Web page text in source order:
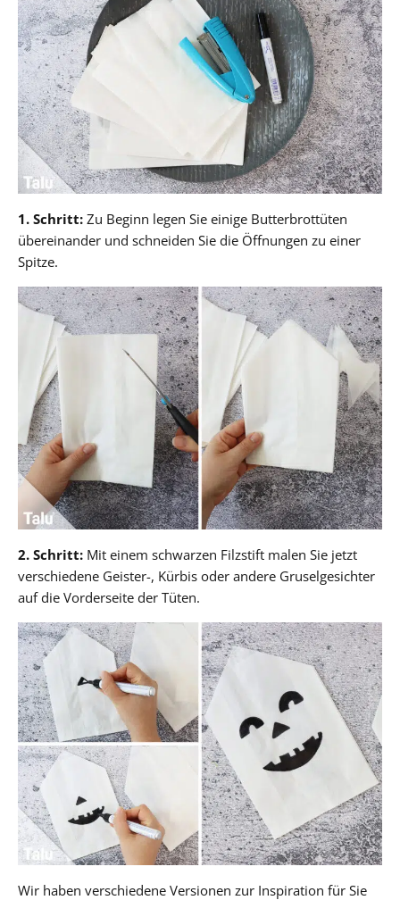
1. Schritt: Zu Beginn legen Sie einige Butterbrottüten
übereinander und schneiden Sie die Öffnungen zu einer
Spitze.
2. Schritt: Mit einem schwarzen Filzstift malen Sie jetzt
verschiedene Geister-, Kürbis oder andere Gruselgesichter
auf die Vorderseite der Tüten.
Wir haben verschiedene Versionen zur Inspiration für Sie